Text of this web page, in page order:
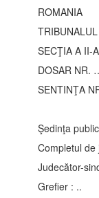
ROMANIA
SECŢIA A II-
DOSAR NR.
SENTINŢA
Şedinţa
Completul
Judecător-
Grefier : ..